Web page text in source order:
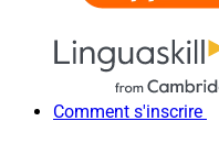
Comment s'inscrire